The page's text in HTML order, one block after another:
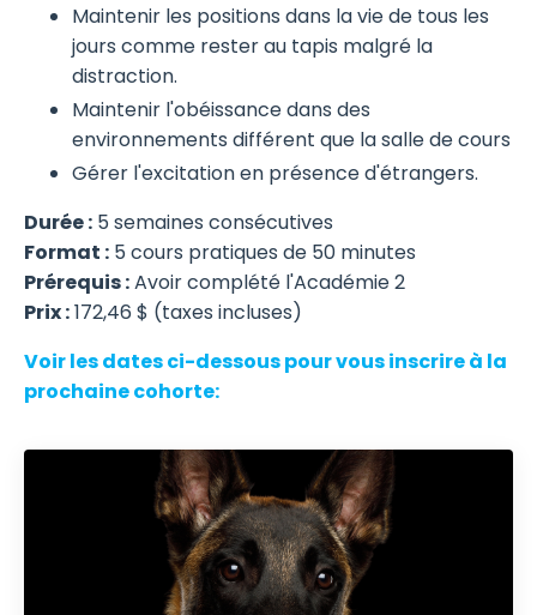
Maintenir les positions dans la vie de tous les
jours comme rester au tapis malgré la
distraction.
Maintenir l'obéissance dans des
environnements différent que la salle de cours
Gérer l'excitation en présence d'étrangers.
Durée : 5 semaines consécutives
Format : 5 cours pratiques de 50 minutes
Prérequis :Avoir complété l'Académie 2
Prix :172,46 $ (taxes incluses)
Voir les dates ci-dessous pour vous inscrire à la
prochaine cohorte: